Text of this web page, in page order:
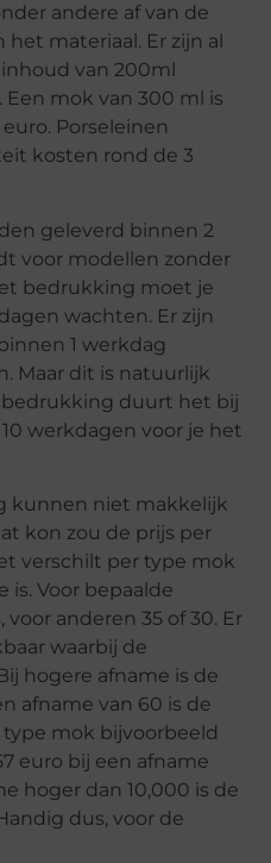
andere af van de
materiaal. Er zijn al
van 200ml
Een mok van 300 ml is
Porseleinen
kosten rond de 3
geleverd binnen 2
voor modellen zonder
bedrukking moet je
wachten. Er zijn
1 werkdag
Maar dit is natuurlijk
duurt het bij
werkdagen voor je het
kunnen niet makkelijk
kon zou de prijs per
verschilt per type mok
Voor bepaalde
anderen 35 of 30. Er
waarbij de
hogere afname is de
afname van 60 is de
mok bijvoorbeeld
euro bij een afname
hoger dan 10,000 is de
dus, voor de